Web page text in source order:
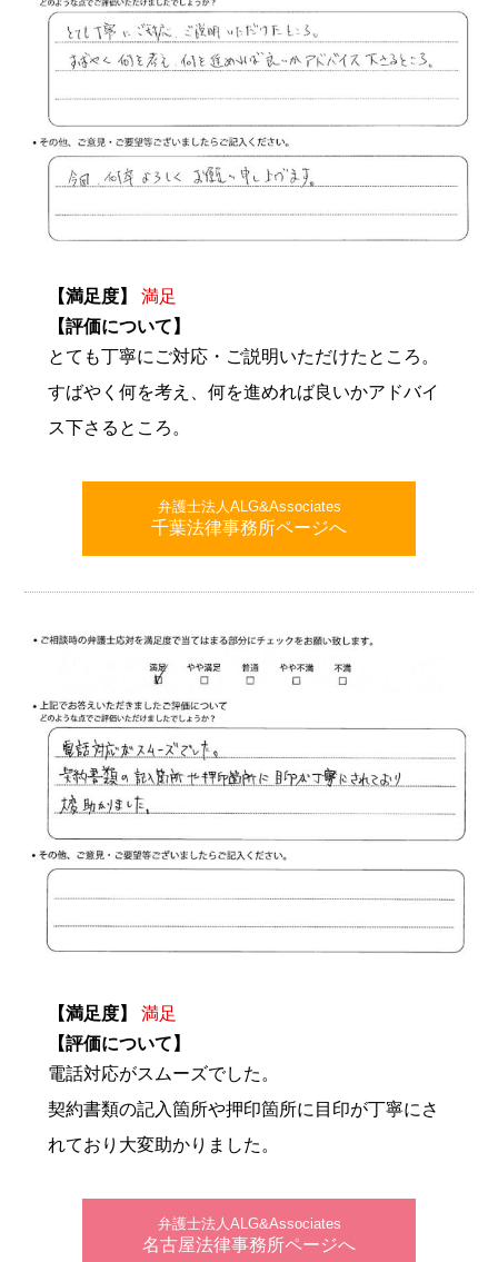
【満足度】
満足
【評価について】
とても丁寧にご対応・ご説明いただけたところ。
すばやく何を考え、何を進めれば良いかアドバイ
ス下さるところ。
弁護士法人ALG&Associates
千葉法律事務所ページへ
【満足度】
満足
【評価について】
電話対応がスムーズでした。
契約書類の記入箇所や押印箇所に目印が丁寧にさ
れており大変助かりました。
弁護士法人ALG&Associates
名古屋法律事務所ページへ